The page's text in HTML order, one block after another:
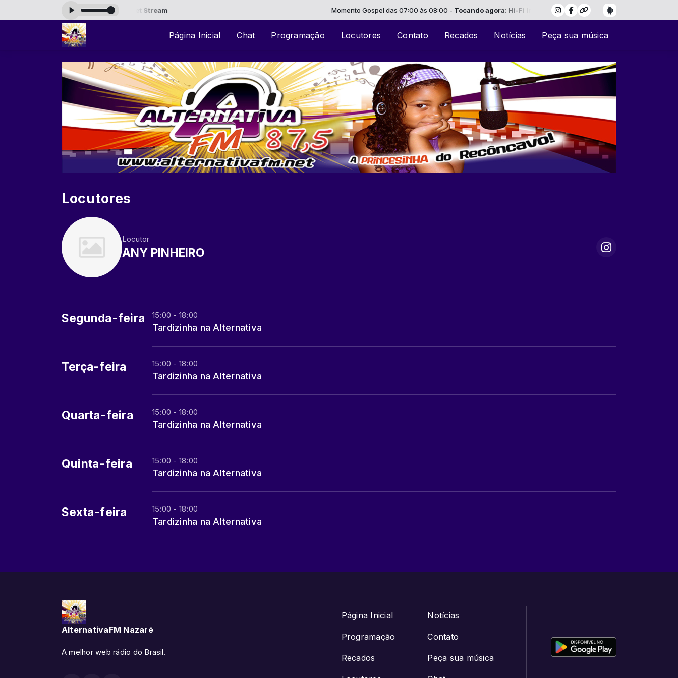
Tocando agora: Hi-Fi Internet Stream Momento Gospel das 07:00 às 08:00 -Tocando agora: Hi-Fi Internet Stream
Página Inicial Chat Programação Locutores Contato Recados Notícias Peça sua música
Locutores
Locutor
ANY PINHEIRO
Segunda-feira 15:00 - 18:00
Tardizinha na Alternativa
Terça-feira 15:00 - 18:00
Tardizinha na Alternativa
Quarta-feira 15:00 - 18:00
Tardizinha na Alternativa
Quinta-feira 15:00 - 18:00
Tardizinha na Alternativa
Sexta-feira 15:00 - 18:00
Tardizinha na Alternativa
AlternativaFM Nazaré
A melhor web rádio do Brasil.
Página Inicial
Programação
Recados
Notícias
Contato
Peça sua música